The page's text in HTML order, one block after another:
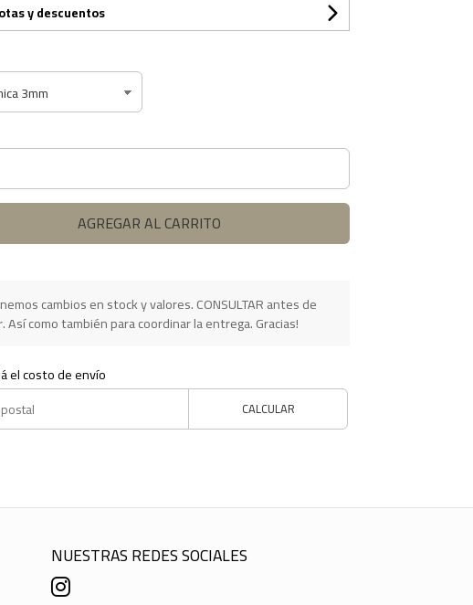
y descuentos
AGREGAR AL CARRITO
cambios en stock y valores. CONSULTAR antes de
Así como también para coordinar la entrega. Gracias!
el costo de envío
CALCULAR
NUESTRAS REDES SOCIALES